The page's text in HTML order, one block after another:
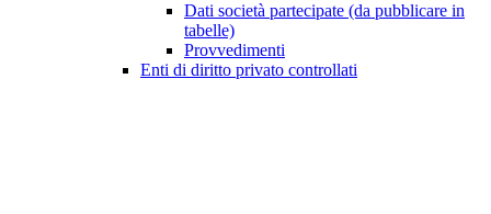
Dati società partecipate (da pubblicare in
tabelle)
Provvedimenti
Enti di diritto privato controllati